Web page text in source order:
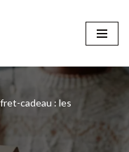
cadeau : les